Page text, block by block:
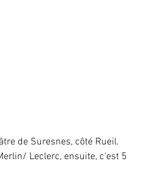
de Suresnes, côté Rueil.
Leclerc, ensuite, c'est 5